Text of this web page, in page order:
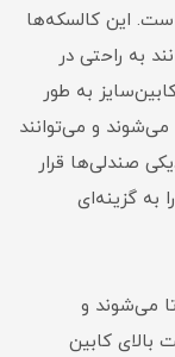
این کالسکه‌ها
به راحتی در
به طور
و می‌توانند
صندلی‌ها قرار
به گزینه‌ای
می‌شوند و
بالای کابین